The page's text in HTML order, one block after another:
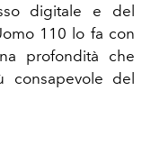
digitale e del
110 lo fa con
profondità che
consapevole del